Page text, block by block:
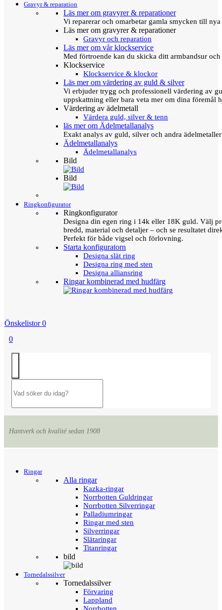
Gravyr & reparation
Läs mer om gravyrer & reparationer
Vi reparerar och omarbetar gamla smycken till
Läs mer om gravyrer & reparationer
Gravyr och reparation
Läs mer om vår klockservice
Med förtroende kan du skicka ditt armbandsur
Klockservice
Klockservice & klockor
Läs mer om värdering av guld & silver
Vi erbjuder trygg och professionell värdering av
uppskattning eller bara veta mer om dina föremål
Värdering av ädelmetall
Värdera guld, silver & tenn
läs mer om Ädelmetallanalys
Exakt analys av guld, silver och andra
Ädelmetallanalys
Ädelmetallanalys
Bild
Bild
Ringkonfigurator
Ringkonfigurator
Designa din egen ring i 14k eller 18K guld. Välj
bredd, material och detaljer – och se resultatet
Perfekt för både vigsel och förlovning.
Starta konfiguratorn
Designa slät ring
Designa ring med sten
Designa alliansring
Ringar kombinerad med hudfärg
Önskelistor 0
0
Hantverk och kvalité sedan 1908
Ringar
Alla ringar
Kazka-ringar
Norrbotten Guldringar
Norrbotten Silverringar
Palladiumringar
Ringar med sten
Silverringar
Slätaringar
Titanringar
bild
Tornedalssilver
Tornedalssilver
Förvaring
Lappland